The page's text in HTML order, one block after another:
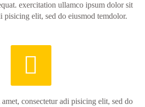
exercitation ullamco ipsum dolor sit
pisicing elit, sed do eiusmod temdolor.


consectetur adi pisicing elit, sed do